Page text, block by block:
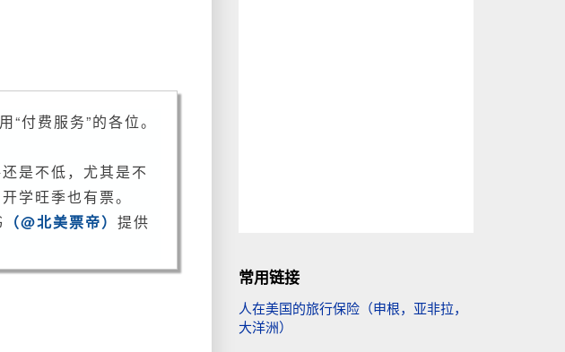
付费服务”的各位。
是不低，尤其是不
学旺季也有票。
（@北美票帝） 提供
常用链接
人在美国的旅行保险（申根，亚非拉，
大洋洲）